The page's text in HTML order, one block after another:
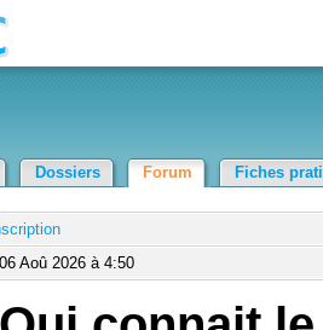
Dossiers Forum Fiches
Aoû 2026 à 4:50